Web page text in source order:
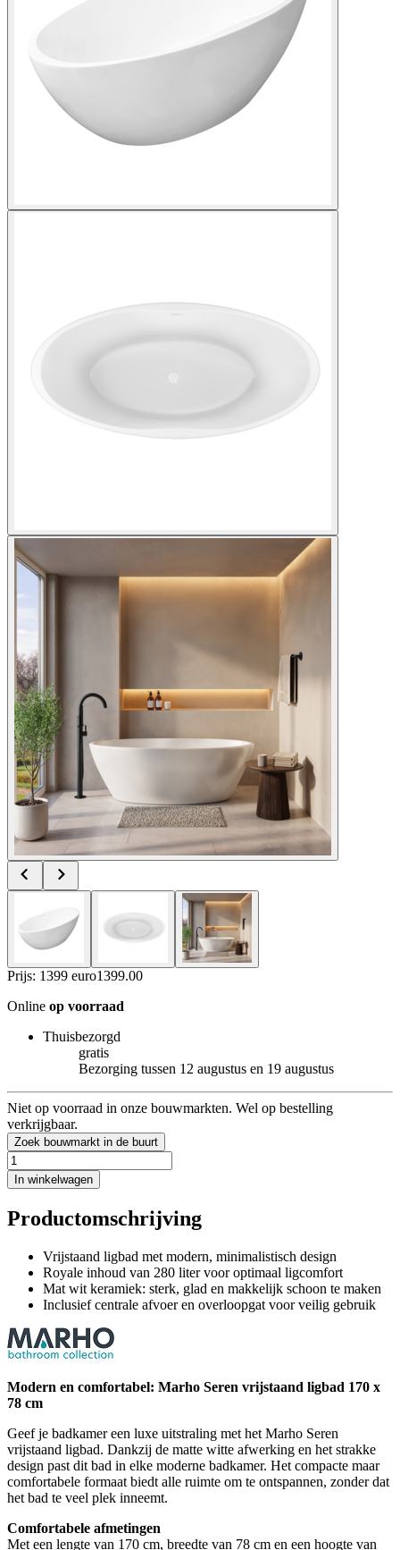
Prijs: 1399 euro1399.00
Online op voorraad
Thuisbezorgd
gratis
Bezorging tussen 12 augustus en 19 augustus
Niet op voorraad in onze bouwmarkten. Wel op bestelling
verkrijgbaar.
Zoek bouwmarkt in de buurt
In winkelwagen
Productomschrijving
Vrijstaand ligbad met modern, minimalistisch design
Royale inhoud van 280 liter voor optimaal ligcomfort
Mat wit keramiek: sterk, glad en makkelijk schoon te maken
Inclusief centrale afvoer en overloopgat voor veilig gebruik
Modern en comfortabel: Marho Seren vrijstaand ligbad 170 x
78 cm
Geef je badkamer een luxe uitstraling met het Marho Seren
vrijstaand ligbad. Dankzij de matte witte afwerking en het strakke
design past dit bad in elke moderne badkamer. Het compacte maar
comfortabele formaat biedt alle ruimte om te ontspannen, zonder dat
het bad te veel plek inneemt.
Comfortabele afmetingen
Met een lengte van 170 cm, breedte van 78 cm en een hoogte van